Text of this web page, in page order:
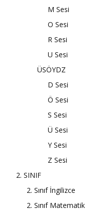
M Sesi
O Sesi
R Sesi
U Sesi
ÜSÖYDZ
D Sesi
Ö Sesi
S Sesi
Ü Sesi
Y Sesi
Z Sesi
2. SINIF
2. Sınıf İngilizce
2. Sınıf Matematik